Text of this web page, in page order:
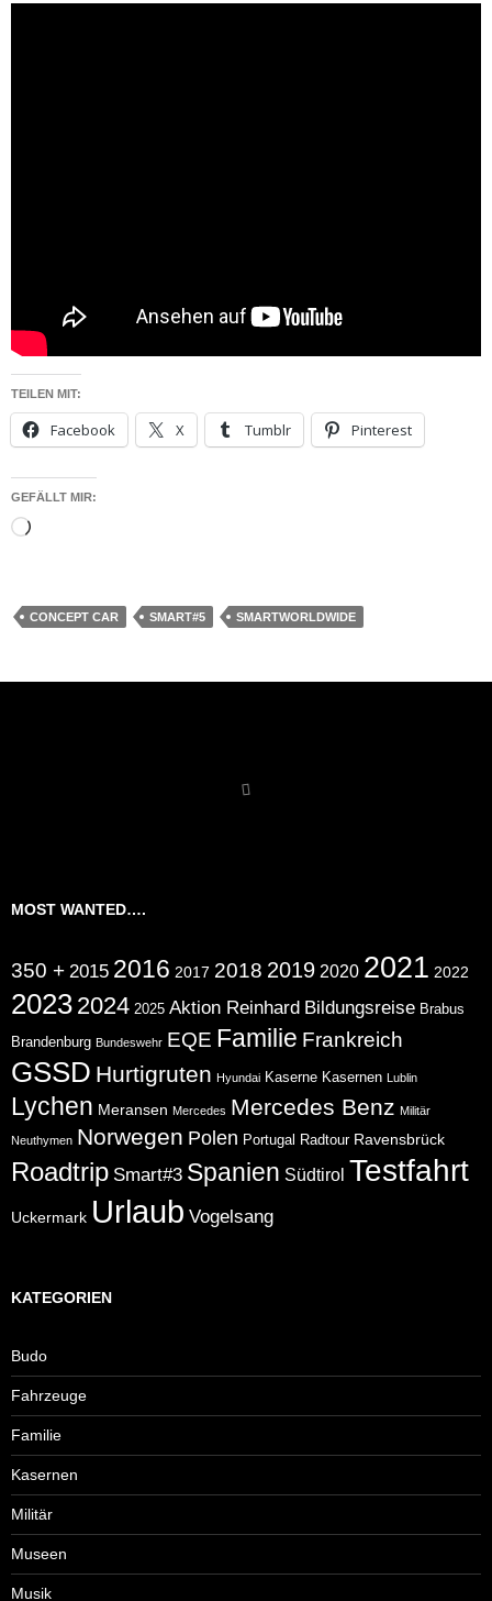
TEILEN MIT:
Facebook X Tumblr Pinterest
GEFÄLLT MIR:
Wird
CONCEPT CAR SMART#5 SMARTWORLDWIDE
MOST WANTED….
350 + 2015 2016 2017 2018 2019 2020 2021 2022
2023 2024 2025 Aktion Reinhard Bildungsreise Brabus
Brandenburg Bundeswehr EQE Familie Frankreich
GSSD Hurtigruten Hyundai Kaserne Kasernen Lublin
Lychen Meransen Mercedes Mercedes Benz Militär
Neuthymen Norwegen Polen Portugal Radtour Ravensbrück
Roadtrip Smart#3 Spanien Südtirol Testfahrt
Uckermark Urlaub Vogelsang
KATEGORIEN
Budo
Fahrzeuge
Familie
Kasernen
Militär
Museen
Musik